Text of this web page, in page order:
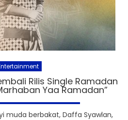
Rilis Single Ramadan
Yaa Ramadan”
muda berbakat, Daffa Syawlan,